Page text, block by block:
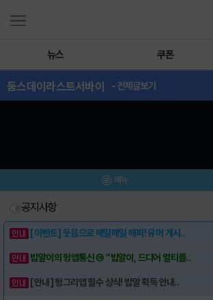
뉴스 쿠폰
둠스데이라스트서바이 - 전체글보기
메뉴
공지사항
[이벤트] 웃음으로 매일매일 해피! 유머 게시..
밥알이의 헝앱통신 ⑲ “밥알이, 드디어 멀티를..
[안내] 헝그리앱 필수 상식! 밥알 획득 안내..